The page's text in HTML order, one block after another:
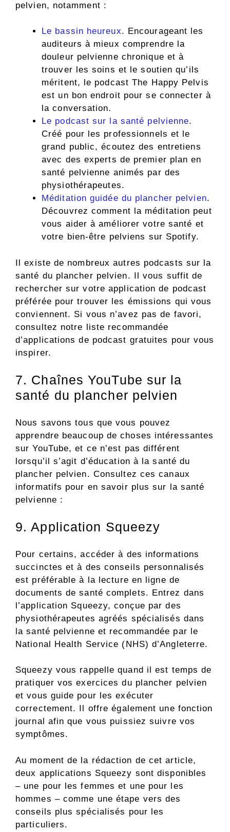
pelvien, notamment :
Le bassin heureux. Encourageant les
auditeurs à mieux comprendre la
douleur pelvienne chronique et à
trouver les soins et le soutien qu’ils
méritent, le podcast The Happy Pelvis
est un bon endroit pour se connecter à
la conversation.
Le podcast sur la santé pelvienne.
Créé pour les professionnels et le
grand public, écoutez des entretiens
avec des experts de premier plan en
santé pelvienne animés par des
physiothérapeutes.
Méditation guidée du plancher pelvien.
Découvrez comment la méditation peut
vous aider à améliorer votre santé et
votre bien-être pelviens sur Spotify.
Il existe de nombreux autres podcasts sur la
santé du plancher pelvien. Il vous suffit de
rechercher sur votre application de podcast
préférée pour trouver les émissions qui vous
conviennent. Si vous n’avez pas de favori,
consultez notre liste recommandée
d’applications de podcast gratuites pour vous
inspirer.
7. Chaînes YouTube sur la
santé du plancher pelvien
Nous savons tous que vous pouvez
apprendre beaucoup de choses intéressantes
sur YouTube, et ce n’est pas différent
lorsqu’il s’agit d’éducation à la santé du
plancher pelvien. Consultez ces canaux
informatifs pour en savoir plus sur la santé
pelvienne :
9. Application Squeezy
Pour certains, accéder à des informations
succinctes et à des conseils personnalisés
est préférable à la lecture en ligne de
documents de santé complets. Entrez dans
l’application Squeezy, conçue par des
physiothérapeutes agréés spécialisés dans
la santé pelvienne et recommandée par le
National Health Service (NHS) d’Angleterre.
Squeezy vous rappelle quand il est temps de
pratiquer vos exercices du plancher pelvien
et vous guide pour les exécuter
correctement. Il offre également une fonction
journal afin que vous puissiez suivre vos
symptômes.
Au moment de la rédaction de cet article,
deux applications Squeezy sont disponibles
– une pour les femmes et une pour les
hommes – comme une étape vers des
conseils plus spécialisés pour les
particuliers.